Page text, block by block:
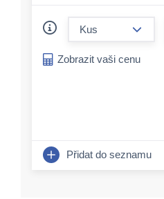
Zobrazit vaši cenu
Přidat do seznamu